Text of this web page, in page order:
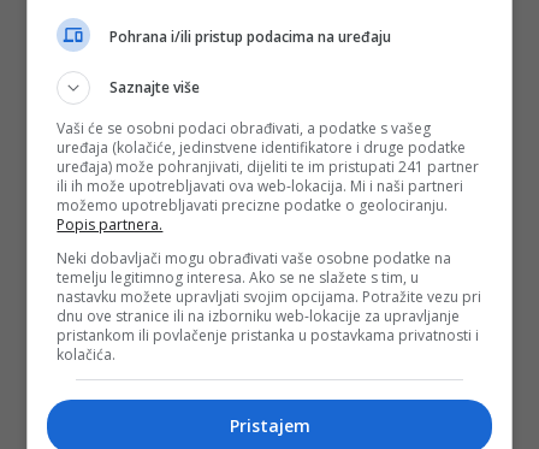
Pohrana i/ili pristup podacima na uređaju
Saznajte više
Vaši će se osobni podaci obrađivati, a podatke s vašeg
uređaja (kolačiće, jedinstvene identifikatore i druge podatke
uređaja) može pohranjivati, dijeliti te im pristupati 241 partner
ili ih može upotrebljavati ova web-lokacija. Mi i naši partneri
možemo upotrebljavati precizne podatke o geolociranju.
Popis partnera.
Neki dobavljači mogu obrađivati vaše osobne podatke na
temelju legitimnog interesa. Ako se ne slažete s tim, u
nastavku možete upravljati svojim opcijama. Potražite vezu pri
dnu ove stranice ili na izborniku web-lokacije za upravljanje
pristankom ili povlačenje pristanka u postavkama privatnosti i
kolačića.
Pristajem